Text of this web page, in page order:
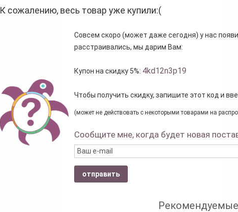
К сожалению, весь товар уже купили:(
Совсем скоро (может даже сегодня) у нас
расстраивались, мы дарим Вам:
Купон на скидку 5%: 4kd12n3p19
Чтобы получить скидку, запишите этот код и
(может не действовать с некоторыми товарами на
Сообщите мне, когда будет новая
отправить